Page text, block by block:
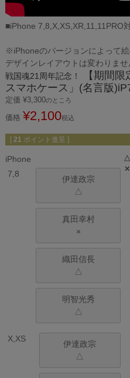
■iPhone 7,8,X,XS,XR,11,11PRO
※iPhoneのバージョンによって
デザインレイアウトは変わりませ
戦国魂21周年記念！
【期間
スマホケース」(名言版
定価 ¥3,300のところ
価格 ¥2,100税込
[ 21 ポイント進呈 ]
iPhone
7,8
伊達政宗
△
真田幸村
×
織田信長
△
明智光秀
△
X,XS
伊達政宗
△
△
✕